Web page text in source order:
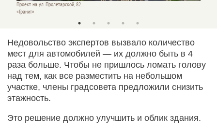
Проект на ул. Пролетарской, 82.
«Гранит»
Недовольство экспертов вызвало количество
мест для автомобилей — их должно быть в 4
раза больше. Чтобы не пришлось ломать голову
над тем, как все разместить на небольшом
участке, члены градсовета предложили снизить
этажность.
Это решение должно улучшить и облик здания.